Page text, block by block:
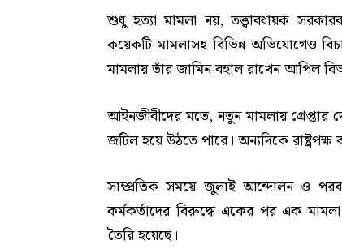
শুধু হত্যা মামলা নয়, তত্ত্বাবধায়ক
কয়েকটি মামলাসহ বিভিন্ন অভিযোগেও
মামলায় তাঁর জামিন বহাল রাখেন আপিল
আইনজীবীদের মতে, নতুন মামলায়
জটিল হয়ে উঠতে পারে। অন্যদিকে রাষ্ট্রপক্ষ
সাম্প্রতিক সময়ে জুলাই আন্দোলন ও
কর্মকর্তাদের বিরুদ্ধে একের পর এক
তৈরি হয়েছে।